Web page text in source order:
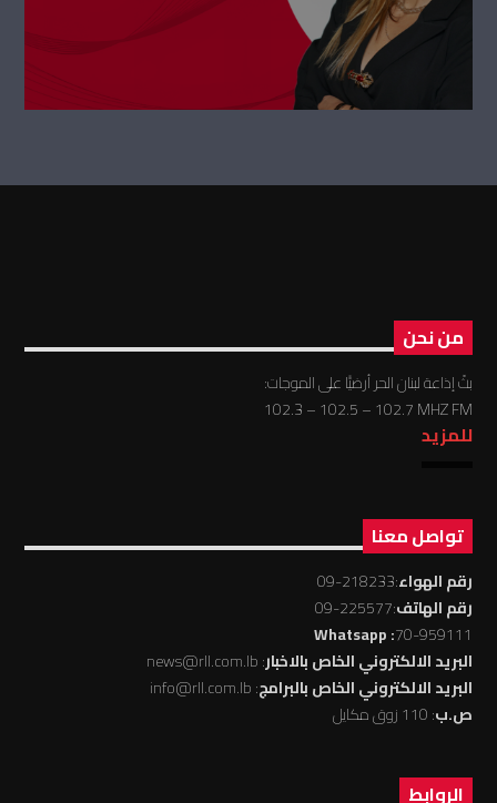
من نحن
بثّ إذاعة لبنان الحر أرضيًّا على الموجات:
102.3 – 102.5 – 102.7 MHZ FM
للمزيد
تواصل معنا
رقم الهواء:218233-09
رقم الهاتف:225577-09
70-959111
: Whatsapp
البريد الالكتروني الخاص بالاخبار: news@rll.com.lb
البريد الالكتروني الخاص بالبرامج: info@rll.com.lb
ص.ب: 110 زوق مكايل
الروابط